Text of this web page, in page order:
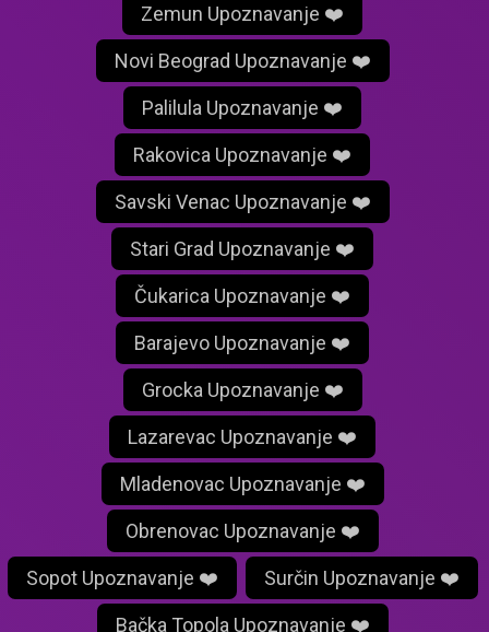
Zemun Upoznavanje ❤️
Novi Beograd Upoznavanje ❤️
Palilula Upoznavanje ❤️
Rakovica Upoznavanje ❤️
Savski Venac Upoznavanje ❤️
Stari Grad Upoznavanje ❤️
Čukarica Upoznavanje ❤️
Barajevo Upoznavanje ❤️
Grocka Upoznavanje ❤️
Lazarevac Upoznavanje ❤️
Mladenovac Upoznavanje ❤️
Obrenovac Upoznavanje ❤️
Sopot Upoznavanje ❤️ Surčin Upoznavanje ❤️
Bačka Topola Upoznavanje ❤️